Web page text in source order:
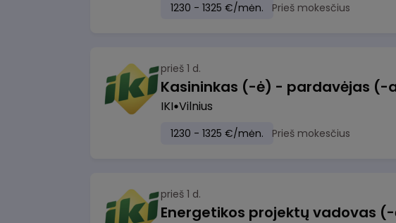
1230 - 1325 €/mėn. Prieš mokesčius
prieš 1 d.
IKI Vilnius
1230 - 1325 €/mėn. Prieš mokesčius
prieš 1 d.
Energetikos projektų vadovas